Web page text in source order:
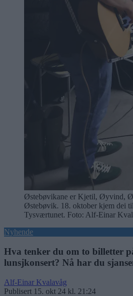
Østebøvikane er Kjetil, Øyvind,
Østebøvik. 18. oktober kjem dei
Tysværtunet. Foto: Alf-Einar
Nyhende
Hva tenker du om to billetter
lunsjkonsert? Nå har du
Alf-Einar Kvalavåg
Publisert 15. okt 24 kl. 21:24